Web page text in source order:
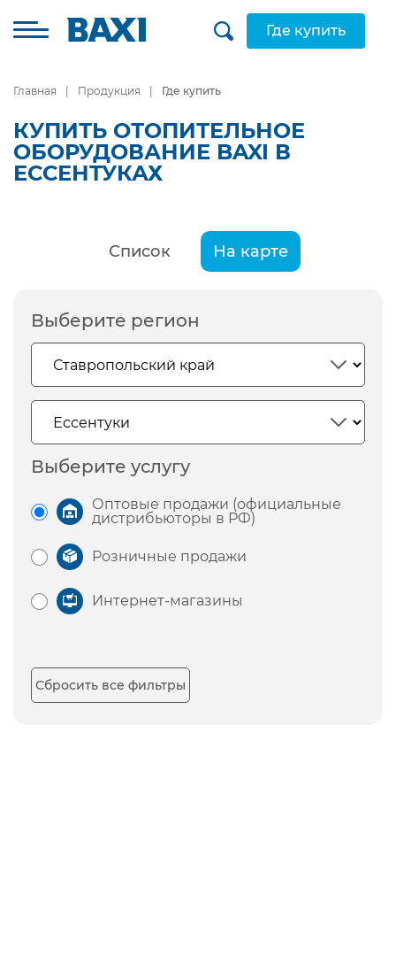
Где купить
Главная Продукция Где купить
КУПИТЬ ОТОПИТЕЛЬНОЕ
ОБОРУДОВАНИЕ BAXI В
ЕССЕНТУКАХ
Список На карте
Выберите регион
Выберите услугу
Оптовые продажи (официальные
дистрибьюторы в РФ)
Розничные продажи
Интернет-магазины
Сбросить все фильтры